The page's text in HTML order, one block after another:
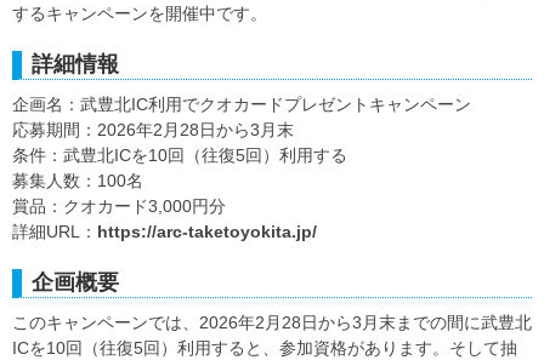
するキャンペーンを開催中です。
詳細情報
企画名：武豊北IC利用でクオカードプレゼントキャンペーン
応募期間：2026年2月28日から3月末
条件：武豊北ICを10回（往復5回）利用する
募集人数：100名
賞品：クオカード3,000円分
詳細URL： https://arc-taketoyokita.jp/
企画概要
このキャンペーンでは、2026年2月28日から3月末までの間に武豊北
ICを10回（往復5回）利用すると、参加資格があります。そして抽